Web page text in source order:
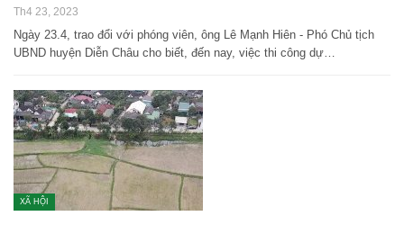
Th4 23, 2023
Ngày 23.4, trao đổi với phóng viên, ông Lê Mạnh Hiên - Phó Chủ tịch
UBND huyện Diễn Châu cho biết, đến nay, việc thi công dự…
XÃ HỘI